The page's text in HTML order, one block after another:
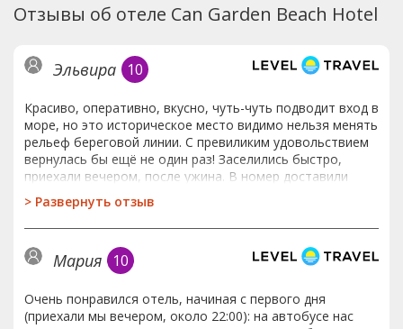
Отзывы об отеле Can Garden Beach Hotel
Эльвира 10
Красиво, оперативно, вкусно, чуть-чуть подводит вход в
море, но это историческое место видимо нельзя менять
рельеф береговой линии. С превиликим удовольствием
вернулась бы ещё не один раз! Заселились быстро,
приехали вечером, после ужина. В номер доставили
небольшой перекус, на сон грядущий достаточно, чтоб
червячка заморить. Очень красивая территория, в
историческом месте Старого Сиде. Есть променад вдоль
береговой линии, погулять после ужина, самое то.
Немного неприятный осадок остался, потому что так и
не появился на встрече отельный гид, ходили два дня на
ресепшен в назначенное время. Видимо потому что
заехали в отель через пару дней после открытия границ
> Развернуть отзыв
Мария 10
Очень понравился отель, начиная с первого дня
(приехали мы вечером, около 22:00): на автобусе нас